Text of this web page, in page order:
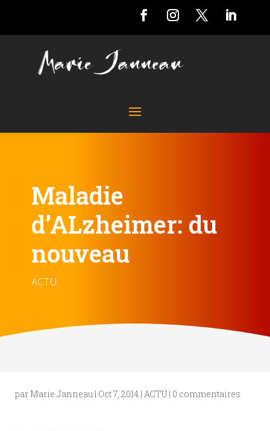
Maladie
d’ALzheimer: du
nouveau
ACTU
par Marie Janneau | Oct 7, 2014 | ACTU | 0 commentaires